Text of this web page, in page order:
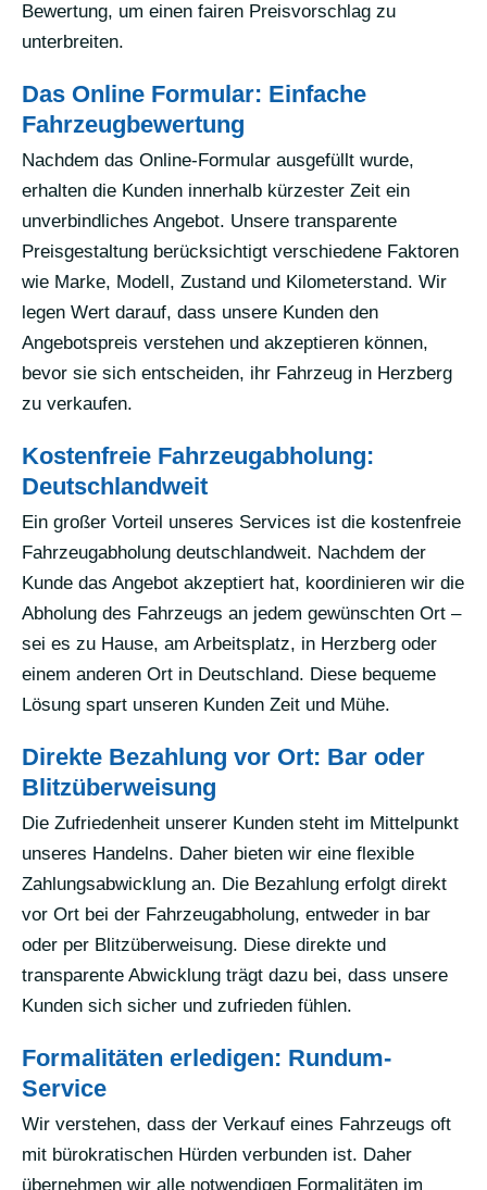
Bewertung, um einen fairen Preisvorschlag zu
unterbreiten.
Das Online Formular: Einfache
Fahrzeugbewertung
Nachdem das Online-Formular ausgefüllt wurde,
erhalten die Kunden innerhalb kürzester Zeit ein
unverbindliches Angebot. Unsere transparente
Preisgestaltung berücksichtigt verschiedene Faktoren
wie Marke, Modell, Zustand und Kilometerstand. Wir
legen Wert darauf, dass unsere Kunden den
Angebotspreis verstehen und akzeptieren können,
bevor sie sich entscheiden, ihr Fahrzeug in Herzberg
zu verkaufen.
Kostenfreie Fahrzeugabholung:
Deutschlandweit
Ein großer Vorteil unseres Services ist die kostenfreie
Fahrzeugabholung deutschlandweit. Nachdem der
Kunde das Angebot akzeptiert hat, koordinieren wir die
Abholung des Fahrzeugs an jedem gewünschten Ort –
sei es zu Hause, am Arbeitsplatz, in Herzberg oder
einem anderen Ort in Deutschland. Diese bequeme
Lösung spart unseren Kunden Zeit und Mühe.
Direkte Bezahlung vor Ort: Bar oder
Blitzüberweisung
Die Zufriedenheit unserer Kunden steht im Mittelpunkt
unseres Handelns. Daher bieten wir eine flexible
Zahlungsabwicklung an. Die Bezahlung erfolgt direkt
vor Ort bei der Fahrzeugabholung, entweder in bar
oder per Blitzüberweisung. Diese direkte und
transparente Abwicklung trägt dazu bei, dass unsere
Kunden sich sicher und zufrieden fühlen.
Formalitäten erledigen: Rundum-
Service
Wir verstehen, dass der Verkauf eines Fahrzeugs oft
mit bürokratischen Hürden verbunden ist. Daher
übernehmen wir alle notwendigen Formalitäten im